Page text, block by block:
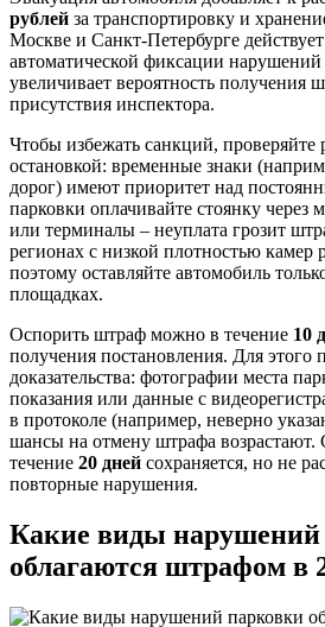
рублей за транспортировку и
Москве и Санкт-Петербурге
автоматической фиксации
увеличивает вероятность получения
присутствия инспектора.
Чтобы избежать санкций, проверяйте
остановкой: временные знаки
дорог) имеют приоритет над
парковки оплачивайте стоянку
или терминалы – неуплата грозит
регионах с низкой плотностью камер
поэтому оставляйте автомобиль
площадках.
Оспорить штраф можно в течение 10
получения постановления. Для этого
доказательства: фотографии места
показания или данные с
в протоколе (например, неверно
шансы на отмену штрафа возрастают.
течение 20 дней сохраняется, но не
повторные нарушения.
Какие виды нарушений
облагаются штрафом в